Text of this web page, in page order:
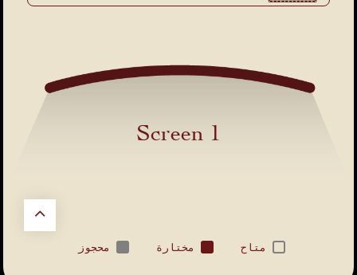
Screen 1
متاح مختارة محجوز